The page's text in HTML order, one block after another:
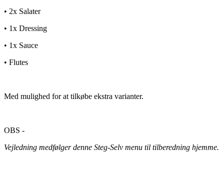
• 2x Salater
• 1x Dressing
• 1x Sauce
• Flutes
Med mulighed for at tilkøbe ekstra varianter.
OBS -
Vejledning medfølger denne Steg-Selv menu til tilberedning hjemme.